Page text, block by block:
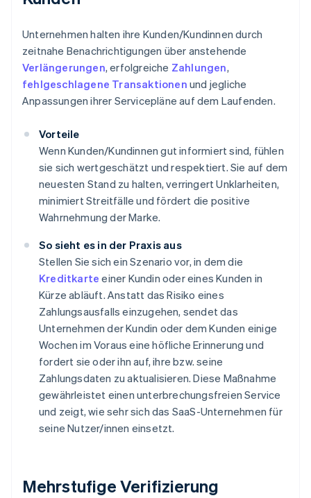
Unternehmen halten ihre Kunden/Kundinnen durch
zeitnahe Benachrichtigungen über anstehende
Verlängerungen, erfolgreiche Zahlungen,
fehlgeschlagene Transaktionen und jegliche
Anpassungen ihrer Servicepläne auf dem Laufenden.
Vorteile
Wenn Kunden/Kundinnen gut informiert sind, fühlen
sie sich wertgeschätzt und respektiert. Sie auf dem
neuesten Stand zu halten, verringert Unklarheiten,
minimiert Streitfälle und fördert die positive
Wahrnehmung der Marke.
So sieht es in der Praxis aus
Stellen Sie sich ein Szenario vor, in dem die
Kreditkarte einer Kundin oder eines Kunden in
Kürze abläuft. Anstatt das Risiko eines
Zahlungsausfalls einzugehen, sendet das
Unternehmen der Kundin oder dem Kunden einige
Wochen im Voraus eine höfliche Erinnerung und
fordert sie oder ihn auf, ihre bzw. seine
Zahlungsdaten zu aktualisieren. Diese Maßnahme
gewährleistet einen unterbrechungsfreien Service
und zeigt, wie sehr sich das SaaS-Unternehmen für
seine Nutzer/innen einsetzt.
Mehrstufige Verifizierung